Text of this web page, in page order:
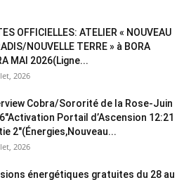
OFFICIELLES: ATELIER « NOUVEAU
NOUVELLE TERRE » à BORA
MAI 2026(Ligne...
2026
Cobra/Sororité de la Rose-Juin
Portail d’Ascension 12:21
2″(Énergies,Nouveau...
2026
énergétiques gratuites du 28 au